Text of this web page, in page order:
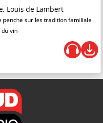
Louis de Lambert
penche sur les tradition familiale
vin